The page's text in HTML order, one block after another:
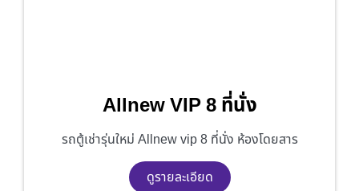
Allnew VIP 8 ที่นั่ง
รถตู้เช่ารุ่นใหม่ Allnew vip 8 ที่นั่ง ห้องโดยสาร
ดูรายละเอียด